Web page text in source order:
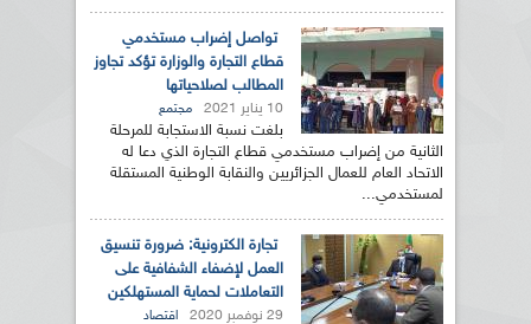
تواصل إضراب مستخدمي
قطاع التجارة والوزارة تؤكد تجاوز
المطالب لصلاحياتها
10 يناير 2021 مجتمع
بلغت نسبة الاستجابة للمرحلة
الثانية من إضراب مستخدمي قطاع التجارة الذي دعا له
الاتحاد العام للعمال الجزائريين والنقابة الوطنية المستقلة
لمستخدمي...
تجارة الكترونية: ضرورة تنسيق
العمل لإضفاء الشفافية على
التعاملات لحماية المستهلكين
29 نوفمبر 2020 اقتصاد